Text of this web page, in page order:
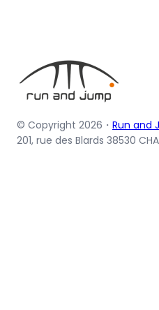
© Copyright 2026・ Run and
201, rue des Blards 38530